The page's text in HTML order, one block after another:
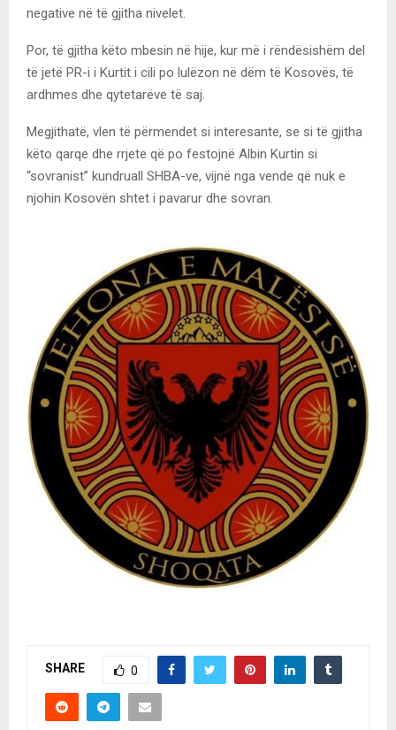
negative në të gjitha nivelet.
Por, të gjitha këto mbesin në hije, kur më i rëndësishëm del
të jetë PR-i i Kurtit i cili po lulëzon në dëm të Kosovës, të
ardhmes dhe qytetarëve të saj.
Megjithatë, vlen të përmendet si interesante, se si të gjitha
këto qarqe dhe rrjete që po festojnë Albin Kurtin si
“sovranist” kundruall SHBA-ve, vijnë nga vende që nuk e
njohin Kosovën shtet i pavarur dhe sovran.
SHARE 0